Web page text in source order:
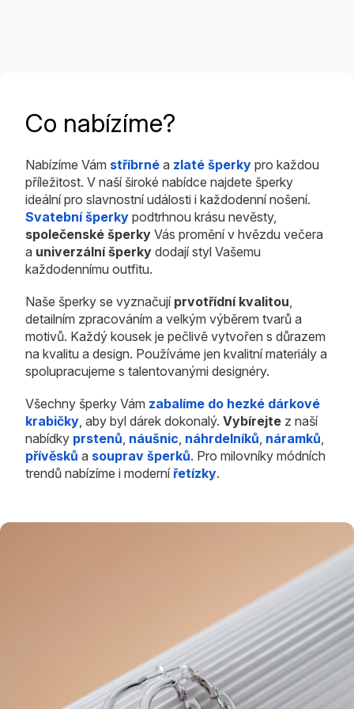
Co nabízíme?
Nabízíme Vám stříbrné a zlaté šperky pro každou
příležitost. V naší široké nabídce najdete šperky
ideální pro slavnostní události i každodenní nošení.
Svatební šperky podtrhnou krásu nevěsty,
společenské šperky Vás promění v hvězdu večera
a univerzální šperky dodají styl Vašemu
každodennímu outfitu.
Naše šperky se vyznačují prvotřídní kvalitou,
detailním zpracováním a velkým výběrem tvarů a
motivů. Každý kousek je pečlivě vytvořen s důrazem
na kvalitu a design. Používáme jen kvalitní materiály a
spolupracujeme s talentovanými designéry.
Všechny šperky Vám zabalíme do hezké dárkové
krabičky, aby byl dárek dokonalý. Vybírejte z naší
nabídky prstenů, náušnic, náhrdelníků, náramků,
přívěsků a souprav šperků. Pro milovníky módních
trendů nabízíme i modernířetízky.